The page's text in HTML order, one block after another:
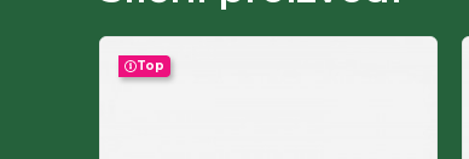
Top